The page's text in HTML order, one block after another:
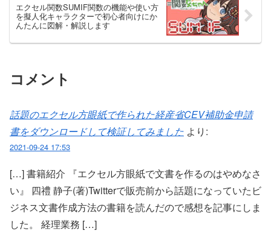
エクセル関数SUMIF関数の機能や使い方
を擬人化キャラクターで初心者向けにか
んたんに図解・解説します
コメント
話題のエクセル方眼紙で作られた経産省CEV補助金申請
書をダウンロードして検証してみました より:
2021-09-24 17:53
[…] 書籍紹介 『エクセル方眼紙で文書を作るのはやめなさ
い』 四禮 静子(著)Twitterで販売前から話題になっていたビ
ジネス文書作成方法の書籍を読んだので感想を記事にしま
した。 経理業務 […]